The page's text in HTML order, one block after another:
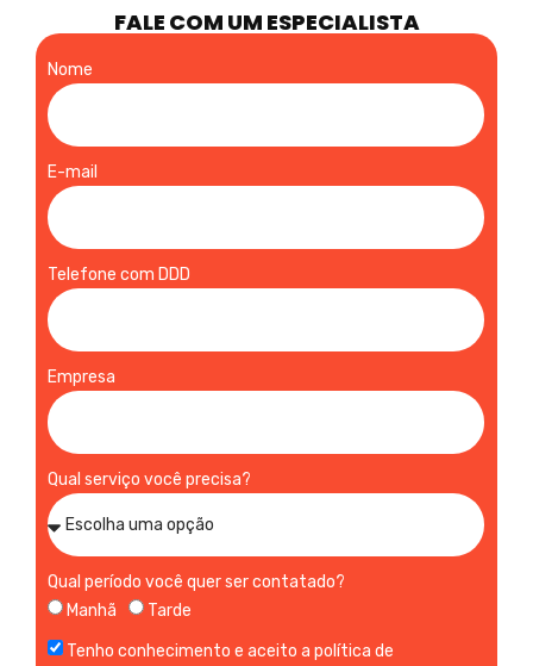
FALE COM UM ESPECIALISTA
Nome
E-mail
Telefone com DDD
Empresa
Qual serviço você precisa?
Qual período você quer ser contatado?
Manhã
Tarde
Tenho conhecimento e aceito a política de